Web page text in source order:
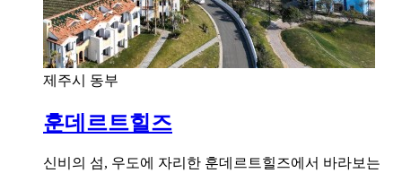
제주시 동부
훈데르트힐즈
신비의 섬, 우도에 자리한 훈데르트힐즈에서 바라보는